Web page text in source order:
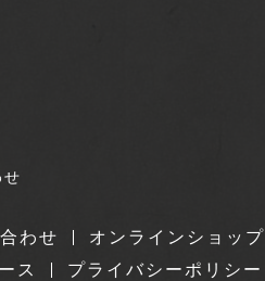
わせ
オンラインショップ
ス
プライバシーポリシー